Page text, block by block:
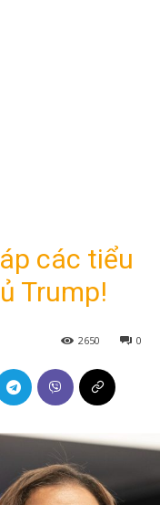
các tiểu
Trump!
0
2650